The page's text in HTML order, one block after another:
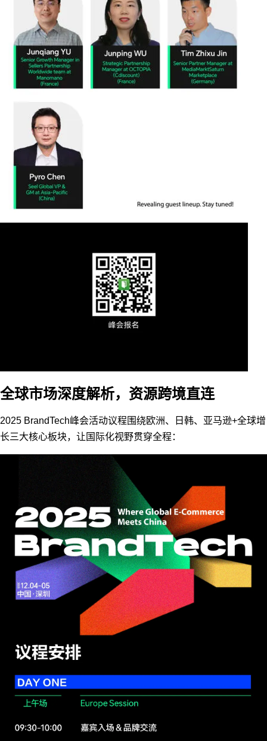
全球市场深度解析，资源跨境直连
2025 BrandTech峰会活动议程围绕欧洲、日韩、亚马逊+全球增
长三大核心板块，让国际化视野贯穿全程：